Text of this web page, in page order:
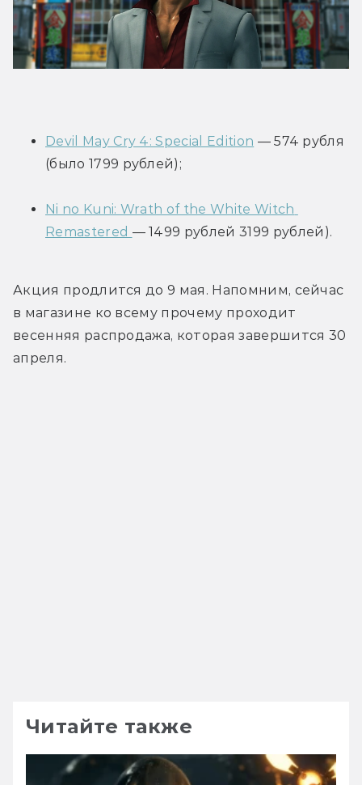
Devil May Cry 4: Special Edition — 574 рубля
(было 1799 рублей);
Ni no Kuni: Wrath of the White Witch
Remastered — 1499 рублей 3199 рублей).
Акция продлится до 9 мая. Напомним, сейчас
в магазине ко всему прочему проходит
весенняя распродажа, которая завершится 30
апреля.
Читайте также